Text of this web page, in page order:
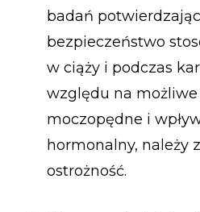
badań
bezpieczeństwo
w ciąży i podczas
względu na możliwe
moczopędne i
hormonalny, należy
ostrożność.